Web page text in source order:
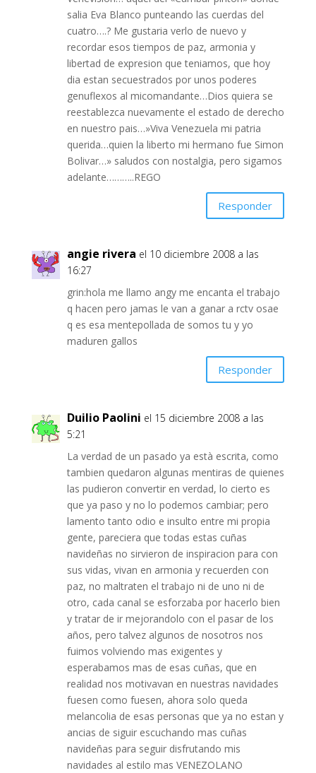
salia Eva Blanco punteando las cuerdas del
cuatro….? Me gustaria verlo de nuevo y
recordar esos tiempos de paz, armonia y
libertad de expresion que teniamos, que hoy
dia estan secuestrados por unos poderes
genuflexos al micomandante…Dios quiera se
reestablezca nuevamente el estado de derecho
en nuestro pais…»Viva Venezuela mi patria
querida…quien la liberto mi hermano fue Simon
Bolivar…» saludos con nostalgia, pero sigamos
adelante………..REGO
Responder
angie rivera el 10 diciembre 2008 a las
16:27
grin:hola me llamo angy me encanta el trabajo
q hacen pero jamas le van a ganar a rctv osae
q es esa mentepollada de somos tu y yo
maduren gallos
Responder
Duilio Paolini el 15 diciembre 2008 a las
5:21
La verdad de un pasado ya està escrita, como
tambien quedaron algunas mentiras de quienes
las pudieron convertir en verdad, lo cierto es
que ya paso y no lo podemos cambiar; pero
lamento tanto odio e insulto entre mi propia
gente, pareciera que todas estas cuñas
navideñas no sirvieron de inspiracion para con
sus vidas, vivan en armonia y recuerden con
paz, no maltraten el trabajo ni de uno ni de
otro, cada canal se esforzaba por hacerlo bien
y tratar de ir mejorandolo con el pasar de los
años, pero talvez algunos de nosotros nos
fuimos volviendo mas exigentes y
esperabamos mas de esas cuñas, que en
realidad nos motivavan en nuestras navidades
fuesen como fuesen, ahora solo queda
melancolia de esas personas que ya no estan y
ancias de siguir escuchando mas cuñas
navideñas para seguir disfrutando mis
navidades al estilo mas VENEZOLANO